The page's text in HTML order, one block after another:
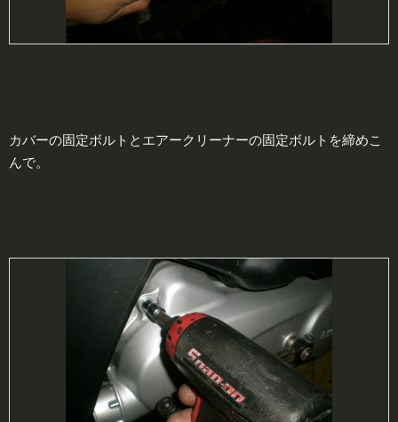
カバーの固定ボルトとエアークリーナーの固定ボルトを締めこ
んで。